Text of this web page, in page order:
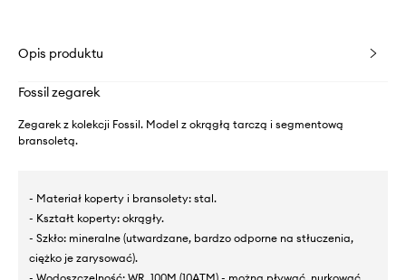
Opis produktu
Fossil zegarek
Zegarek z kolekcji Fossil. Model z okrągłą tarczą i segmentową
bransoletą.
- Materiał koperty i bransolety: stal.
- Kształt koperty: okrągły.
- Szkło: mineralne (utwardzane, bardzo odporne na stłuczenia,
ciężko je zarysować).